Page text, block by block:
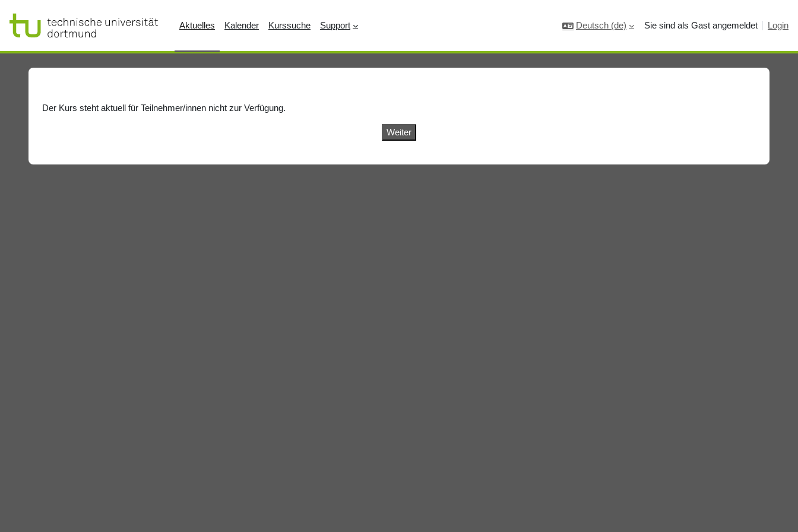
Aktuelles
Kalender Kurssuche Support Deutsch ‎(de)‎ Sie sind als Gast angemeldet Login
Der Kurs steht aktuell für Teilnehmer/innen nicht zur Verfügung.
Weiter